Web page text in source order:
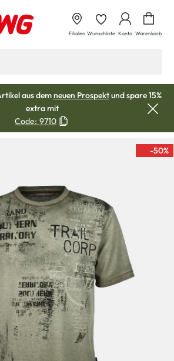
Filialen Wunschliste Konto Warenkorb
aus demneuen Prospektund spare 15%
extra mit
Code: 9710
-50%